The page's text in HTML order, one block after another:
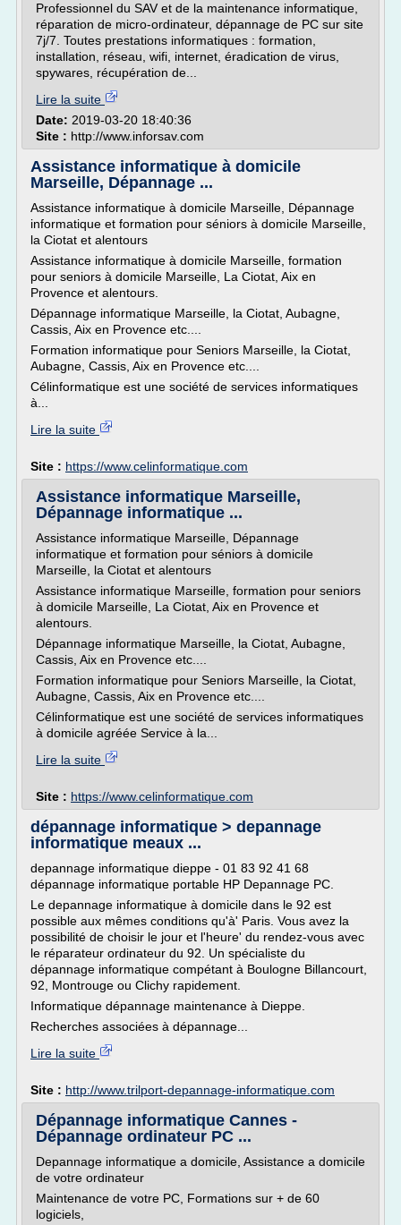
Professionnel du SAV et de la maintenance informatique,
réparation de micro-ordinateur, dépannage de PC sur site
7j/7. Toutes prestations informatiques : formation,
installation, réseau, wifi, internet, éradication de virus,
spywares, récupération de...
Lire la suite
Date: 2019-03-20 18:40:36
Site : http://www.inforsav.com
Assistance informatique à domicile
Marseille, Dépannage ...
Assistance informatique à domicile Marseille, Dépannage
informatique et formation pour séniors à domicile Marseille,
la Ciotat et alentours
Assistance informatique à domicile Marseille, formation
pour seniors à domicile Marseille, La Ciotat, Aix en
Provence et alentours.
Dépannage informatique Marseille, la Ciotat, Aubagne,
Cassis, Aix en Provence etc....
Formation informatique pour Seniors Marseille, la Ciotat,
Aubagne, Cassis, Aix en Provence etc....
Célinformatique est une société de services informatiques
à...
Lire la suite
Site : https://www.celinformatique.com
Assistance informatique Marseille,
Dépannage informatique ...
Assistance informatique Marseille, Dépannage
informatique et formation pour séniors à domicile
Marseille, la Ciotat et alentours
Assistance informatique Marseille, formation pour seniors
à domicile Marseille, La Ciotat, Aix en Provence et
alentours.
Dépannage informatique Marseille, la Ciotat, Aubagne,
Cassis, Aix en Provence etc....
Formation informatique pour Seniors Marseille, la Ciotat,
Aubagne, Cassis, Aix en Provence etc....
Célinformatique est une société de services informatiques
à domicile agréée Service à la...
Lire la suite
Site : https://www.celinformatique.com
dépannage informatique > depannage
informatique meaux ...
depannage informatique dieppe - 01 83 92 41 68
dépannage informatique portable HP Depannage PC.
Le depannage informatique à domicile dans le 92 est
possible aux mêmes conditions qu'à' Paris. Vous avez la
possibilité de choisir le jour et l'heure' du rendez-vous avec
le réparateur ordinateur du 92. Un spécialiste du
dépannage informatique compétant à Boulogne Billancourt,
92, Montrouge ou Clichy rapidement.
Informatique dépannage maintenance à Dieppe.
Recherches associées à dépannage...
Lire la suite
Site : http://www.trilport-depannage-informatique.com
Dépannage informatique Cannes -
Dépannage ordinateur PC ...
Depannage informatique a domicile, Assistance a domicile
de votre ordinateur
Maintenance de votre PC, Formations sur + de 60
logiciels,